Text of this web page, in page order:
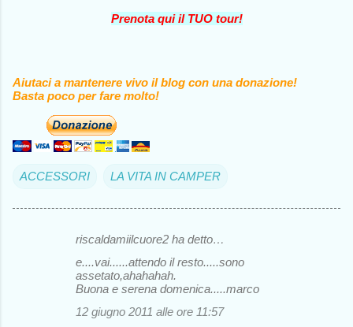
Prenota qui il TUO tour!
Aiutaci a mantenere vivo il blog con una donazione!
Basta poco per fare molto!
ACCESSORI LA VITA IN CAMPER
riscaldamiilcuore2 ha detto…
e....vai......attendo il resto.....sono
assetato,ahahahah.
Buona e serena domenica.....marco
12 giugno 2011 alle ore 11:57